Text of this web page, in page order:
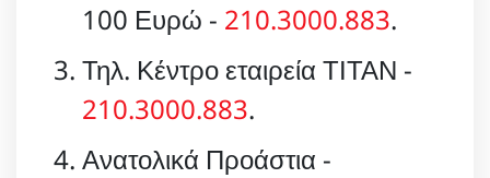
100 Ευρώ - 210.3000.883.
Τηλ. Κέντρο εταιρεία ΤΙΤΑΝ -
210.3000.883.
Ανατολικά Προάστια -